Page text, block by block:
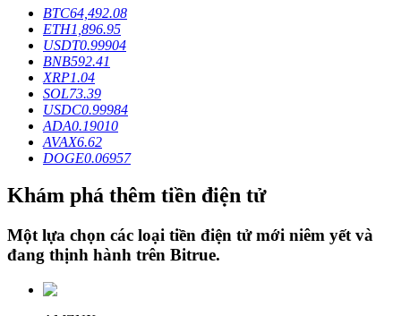
Khoản vay
BTC64,492.08
ETH1,896.95
USDT0.99904
BNB592.41
XRP1.04
SOL73.39
USDC0.99984
ADA0.19010
AVAX6.62
DOGE0.06957
Khám phá thêm tiền điện tử
Một lựa chọn các loại tiền điện tử mới niêm yết và
đang thịnh hành trên Bitrue.